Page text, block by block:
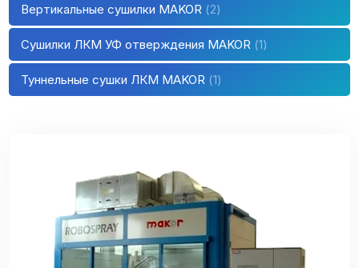
Вертикальные сушилки MAKOR 2
Сушилки ЛКМ УФ отверждения MAKOR 1
Туннельные сушки ЛКМ MAKOR 1